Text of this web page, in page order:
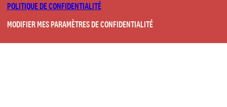
POLITIQUE DE CONFIDENTIALITÉ
MODIFIER MES PARAMÈTRES DE CONFIDENTIALITÉ